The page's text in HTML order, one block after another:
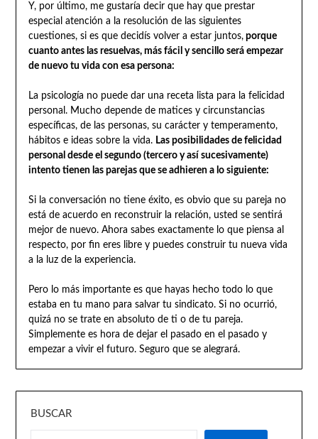
Y, por último, me gustaría decir que hay que prestar
especial atención a la resolución de las siguientes
cuestiones, si es que decidís volver a estar juntos,porque
cuanto antes las resuelvas, más fácil y sencillo será empezar
de nuevo tu vida con esa persona:
La psicología no puede dar una receta lista para la felicidad
personal. Mucho depende de matices y circunstancias
específicas, de las personas, su carácter y temperamento,
hábitos e ideas sobre la vida. Las posibilidades de felicidad
personal desde el segundo (tercero y así sucesivamente)
intento tienen las parejas que se adhieren a lo siguiente:
Si la conversación no tiene éxito, es obvio que su pareja no
está de acuerdo en reconstruir la relación, usted se sentirá
mejor de nuevo. Ahora sabes exactamente lo que piensa al
respecto, por fin eres libre y puedes construir tu nueva vida
a la luz de la experiencia.
Pero lo más importante es que hayas hecho todo lo que
estaba en tu mano para salvar tu sindicato. Si no ocurrió,
quizá no se trate en absoluto de ti o de tu pareja.
Simplemente es hora de dejar el pasado en el pasado y
empezar a vivir el futuro. Seguro que se alegrará.
BUSCAR